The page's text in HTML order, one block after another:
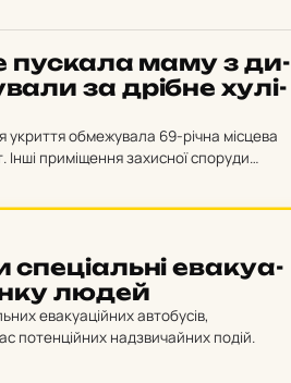
пус­ка­ла маму з ди­
за дрібне ху­лі­
обмежувала 69-річна місцева
приміщення захисної споруди
спе­ці­аль­ні ева­ку­а­
людей
евакуаційних автобусів,
потенційних надзвичайних подій.